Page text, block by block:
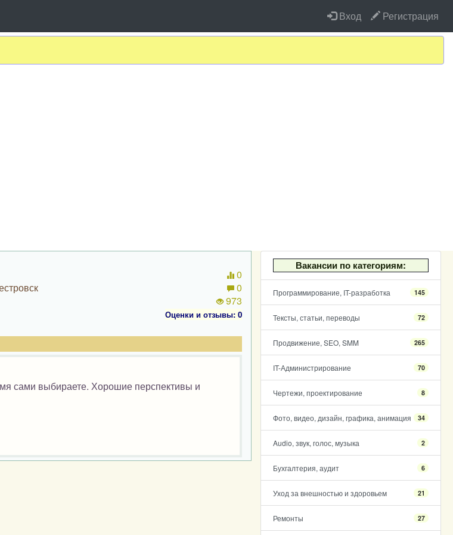
Вход Регистрация
Вакансии по категориям:
Программирование, IT-разработка 145
Тексты, статьи, переводы 72
Продвижение, SEO, SMM 265
IT-Администрирование 70
Чертежи, проектирование 8
Фото, видео, дизайн, графика, анимация 34
Audio, звук, голос, музыка 2
Бухгалтерия, аудит 6
Уход за внешностью и здоровьем 21
Ремонты 27
0
0
973
Оценки и отзывы: 0
сами выбираете. Хорошие перспективы и